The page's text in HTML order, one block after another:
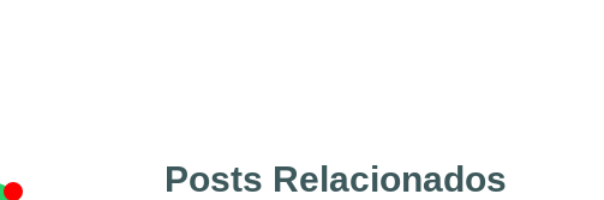
Posts Relacionados